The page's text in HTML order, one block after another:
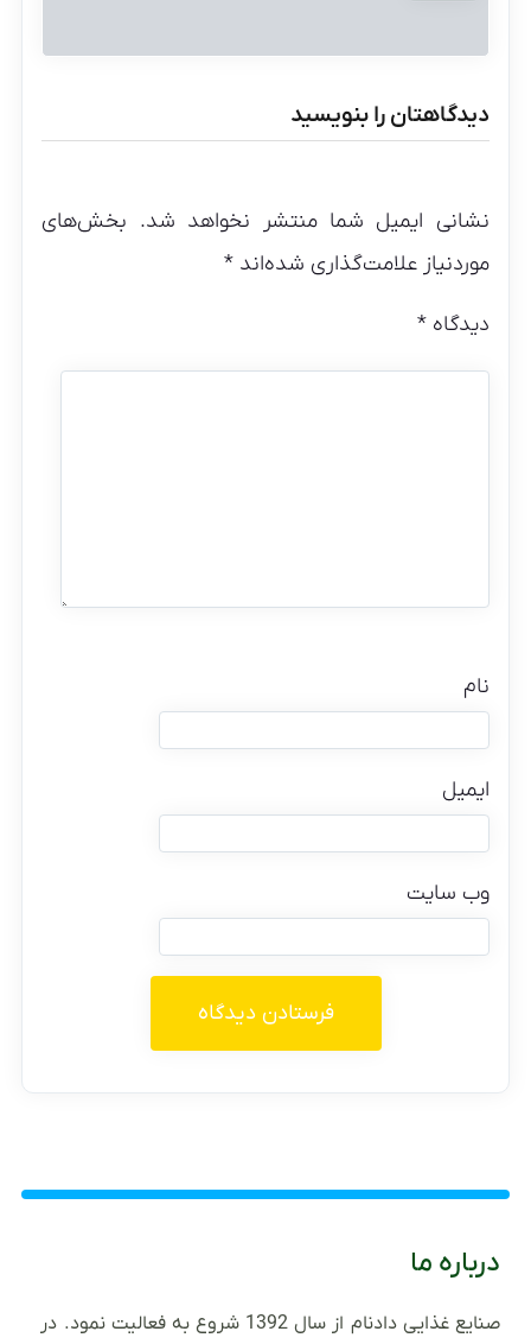
دیدگاهتان را بنویسید
نشانی ایمیل شما منتشر نخواهد شد. بخش‌های
موردنیاز علامت‌گذاری شده‌اند*
دیدگاه*
نام
ایمیل
وب‌ سایت
درباره ما
صنایع غذایی دادنام از سال 1392 شروع به فعالیت نمود. در